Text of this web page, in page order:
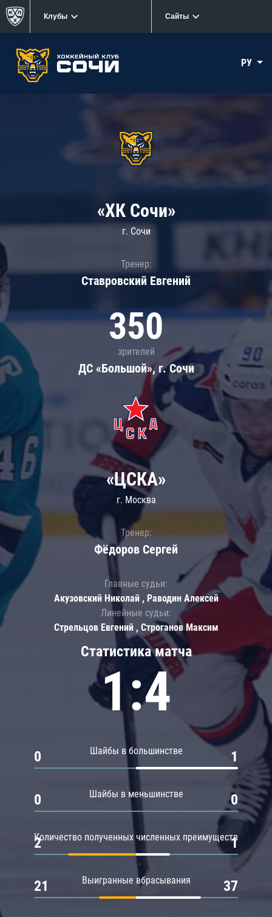
Клубы Сайты
РУ
«ХК Сочи»
г. Сочи
Тренер:
Ставровский Евгений
350
зрителей
ДС «Большой», г. Сочи
Статистика матча
1:4
Шайбы в большинстве
0 1
Шайбы в меньшинстве
0 0
Количество полученных численных преимуществ
2 1
Выигранные вбрасывания
21 37
«ЦСКА»
г. Москва
Тренер:
Фёдоров Сергей
Главные судьи:
Акузовский Николай , Раводин Алексей
Линейные судьи:
Стрельцов Евгений , Строганов Максим